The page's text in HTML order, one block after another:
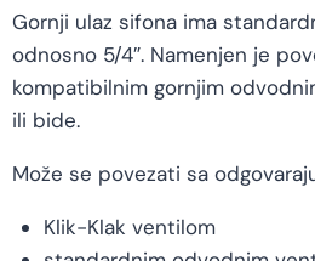
Gornji ulaz sifona ima
odnosno 5/4″. Namenjen je
kompatibilnim gornjim
ili bide.
Može se povezati sa
Klik-Klak ventilom